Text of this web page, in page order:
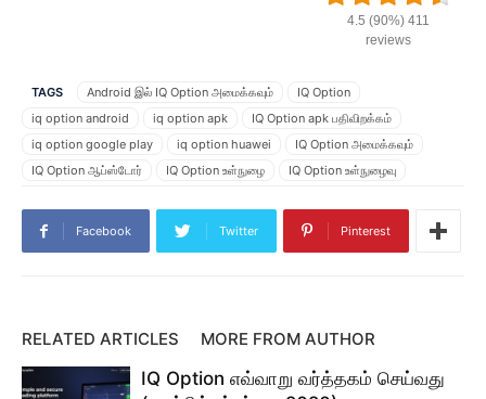
4.5 (90%) 411
reviews
TAGS Android இல் IQ Option அமைக்கவும்
IQ Option
iq option android
iq option apk
IQ Option apk பதிவிறக்கம்
iq option google play
iq option huawei
IQ Option அமைக்கவும்
IQ Option ஆப்ஸ்டோர்
IQ Option உள்நுழை
IQ Option உள்நுழைவு
IQ Option டெமோ கணக்கு
IQ Option டெமோ கணக்குடன் வர்த்தகம் செய்யுங்கள்
IQ Option பயன்பாடு எவ்வாறு செயல்படுகிறது
Facebook Twitter Pinterest
RELATED ARTICLES MORE FROM AUTHOR
IQ Option எவ்வாறு வர்த்தகம் செய்வது